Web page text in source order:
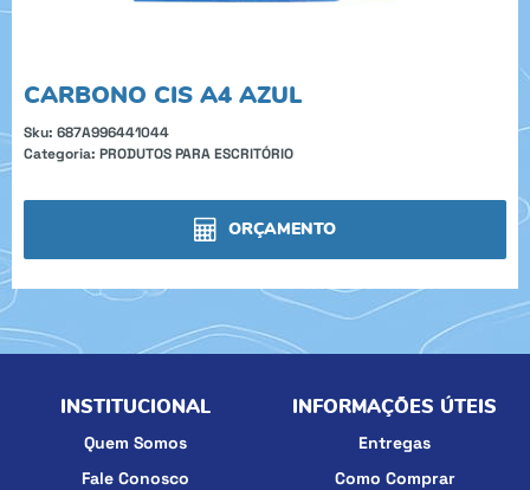
CARBONO CIS A4 AZUL
Sku: 687A996441044
Categoria: PRODUTOS PARA ESCRITÓRIO
ORÇAMENTO
INSTITUCIONAL
Quem Somos
Fale Conosco
INFORMAÇÕES ÚTEIS
Entregas
Como Comprar